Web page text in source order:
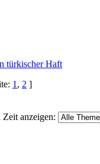
türkischer Haft
1 , 2 ]
Zeit anzeigen: